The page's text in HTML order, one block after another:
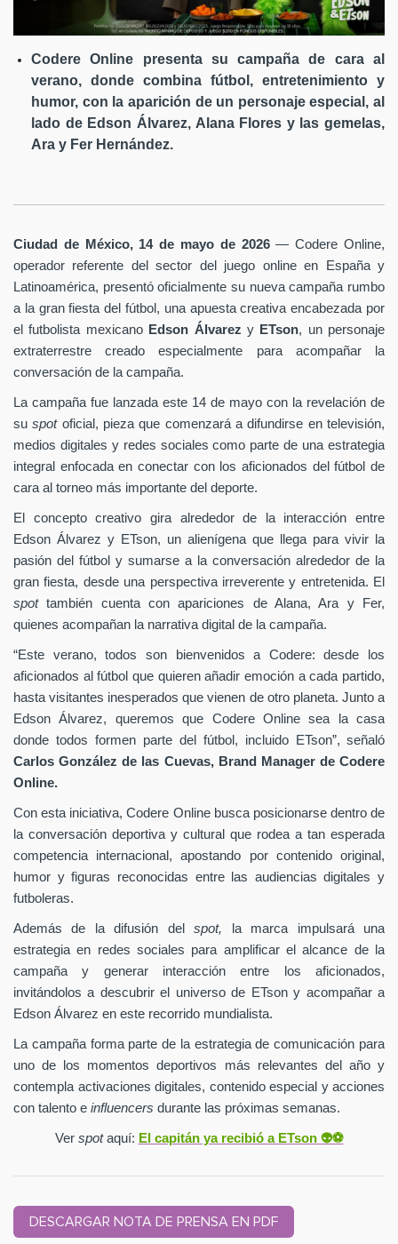
Codere Online presenta su campaña de cara al
verano, donde combina fútbol, entretenimiento y
humor, con la aparición de un personaje especial, al
lado de Edson Álvarez, Alana Flores y las gemelas,
Ara y Fer Hernández.
Ciudad de México, 14 de mayo de 2026— Codere Online,
operador referente del sector del juego online en España y
Latinoamérica, presentó oficialmente su nueva campaña rumbo
a la gran fiesta del fútbol, una apuesta creativa encabezada por
el futbolista mexicano Edson Álvarez yETson, un personaje
extraterrestre creado especialmente para acompañar la
conversación de la campaña.
La campaña fue lanzada este 14 de mayo con la revelación de
suspot oficial, pieza que comenzará a difundirse en televisión,
medios digitales y redes sociales como parte de una estrategia
integral enfocada en conectar con los aficionados del fútbol de
cara al torneo más importante del deporte.
El concepto creativo gira alrededor de la interacción entre
Edson Álvarez y ETson, un alienígena que llega para vivir la
pasión del fútbol y sumarse a la conversación alrededor de la
gran fiesta, desde una perspectiva irreverente y entretenida. El
spottambién cuenta con apariciones de Alana, Ara y Fer,
quienes acompañan la narrativa digital de la campaña.
“Este verano, todos son bienvenidos a Codere: desde los
aficionados al fútbol que quieren añadir emoción a cada partido,
hasta visitantes inesperados que vienen de otro planeta. Junto a
Edson Álvarez, queremos que Codere Online sea la casa
donde todos formen parte del fútbol, incluido ETson”, señaló
Carlos González de las Cuevas, Brand Manager de Codere
Online.
Con esta iniciativa, Codere Online busca posicionarse dentro de
la conversación deportiva y cultural que rodea a tan esperada
competencia internacional, apostando por contenido original,
humor y figuras reconocidas entre las audiencias digitales y
futboleras.
Además de la difusión delspot,
la marca impulsará una
estrategia en redes sociales para amplificar el alcance de la
campaña y generar interacción entre los aficionados,
invitándolos a descubrir el universo de ETson y acompañar a
Edson Álvarez en este recorrido mundialista.
La campaña forma parte de la estrategia de comunicación para
uno de los momentos deportivos más relevantes del año y
contempla activaciones digitales, contenido especial y acciones
con talento e influencers durante las próximas semanas.
Ver spotaquí: El capitán ya recibió a ETson 👽⚽️
DESCARGAR NOTA DE PRENSA EN PDF